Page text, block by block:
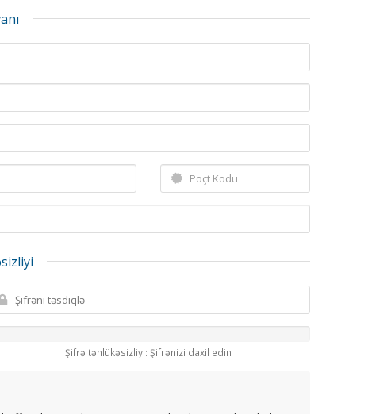
Şifrə təhlükəsizliyi: Şifrənizi daxil edin